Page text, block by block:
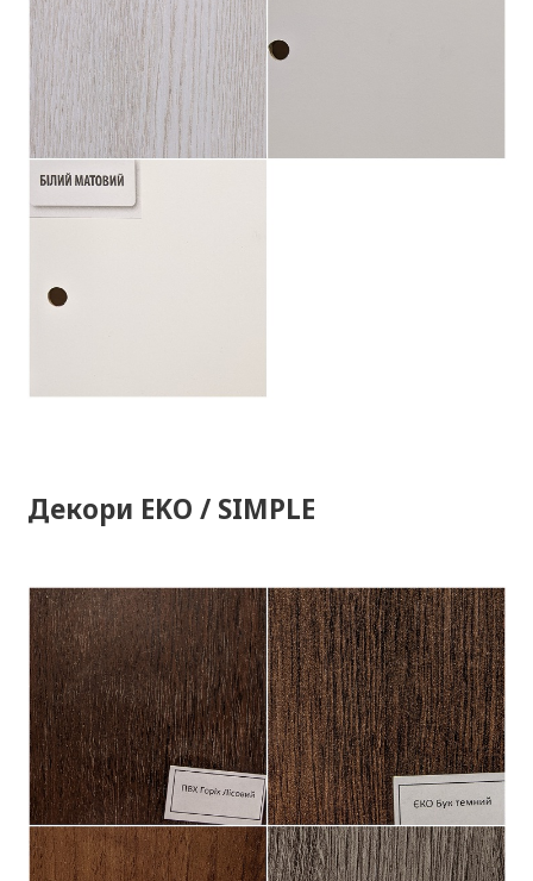
Декори EKO / SIMPLE